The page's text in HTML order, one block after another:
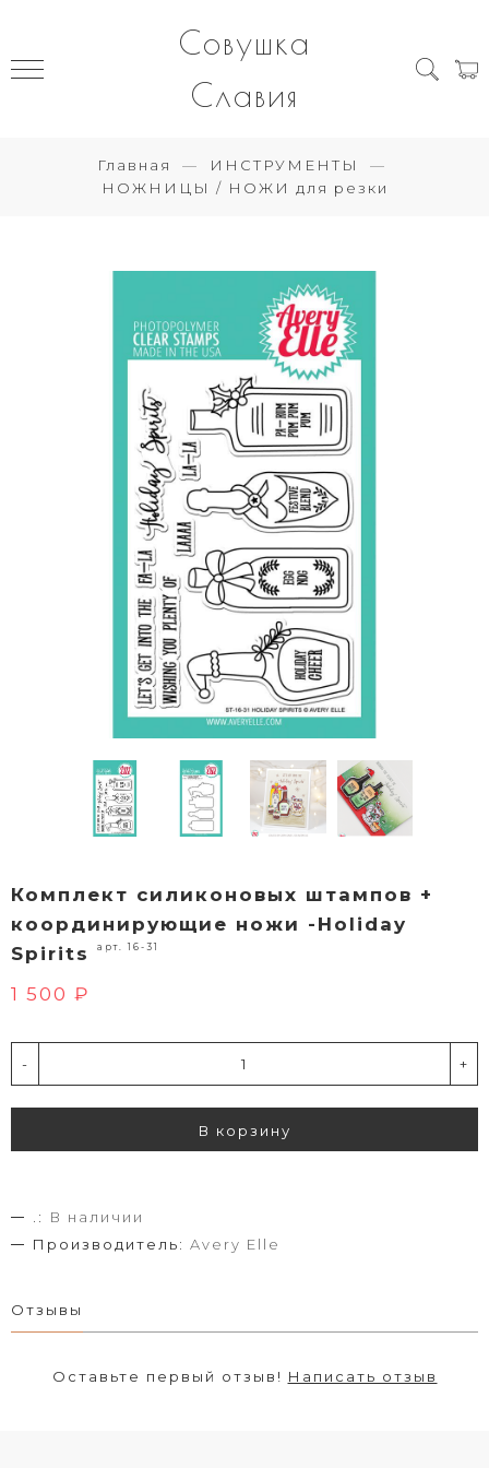
Совушка
Славия
Главная
ИНСТРУМЕНТЫ
НОЖНИЦЫ / НОЖИ для резки
Комплект силиконовых штампов +
координирующие ножи -Holiday
Spirits
арт. 16-31
1 500 ₽
- +
В корзину
.:
В наличии
Производитель: Avery Elle
Отзывы
Оставьте первый отзыв! Написать отзыв